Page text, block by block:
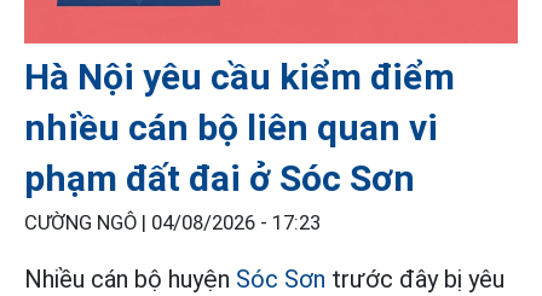
Hà Nội yêu cầu kiểm điểm
nhiều cán bộ liên quan vi
phạm đất đai ở Sóc Sơn
CƯỜNG NGÔ | 04/08/2026 - 17:23
Nhiều cán bộ huyện Sóc Sơn trước đây bị yêu